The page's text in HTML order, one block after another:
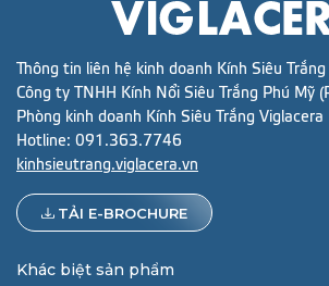
Thông tin liên hệ kinh doanh Kính Siêu
Công ty TNHH Kính Nổi Siêu Trắng Phú Mỹ
Phòng kinh doanh Kính Siêu Trắng Viglacera
Hotline: 091.363.7746
kinhsieutrang.viglacera.vn
TẢI E-BROCHURE
Khác biệt sản phẩm